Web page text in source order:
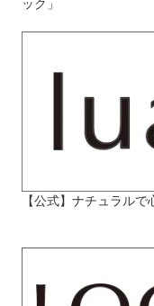
ック」
【公式】ナチュラル